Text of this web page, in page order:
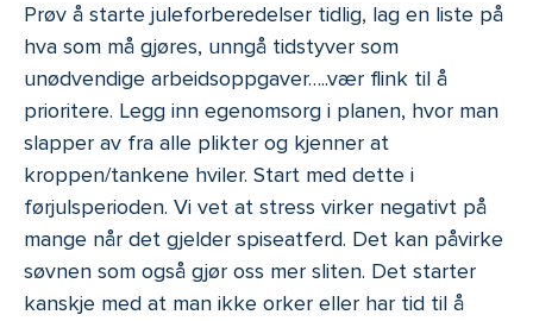
Prøv å starte juleforberedelser tidlig, lag en liste på
hva som må gjøres, unngå tidstyver som
unødvendige arbeidsoppgaver…..vær flink til å
prioritere. Legg inn egenomsorg i planen, hvor man
slapper av fra alle plikter og kjenner at
kroppen/tankene hviler. Start med dette i
førjulsperioden. Vi vet at stress virker negativt på
mange når det gjelder spiseatferd. Det kan påvirke
søvnen som også gjør oss mer sliten. Det starter
kanskje med at man ikke orker eller har tid til å